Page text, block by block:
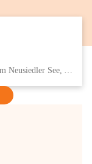
Eisenstädter Straße 18, 7091 Breitenbrunn am Neusiedler See, AUT